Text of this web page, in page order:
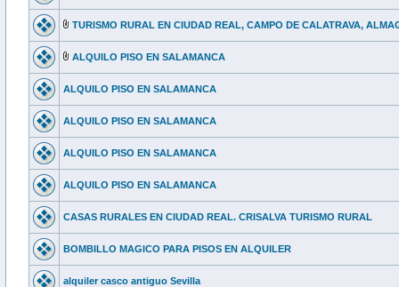
TURISMO RURAL EN CIUDAD REAL, CAMPO DE CALATRAVA,
ALQUILO PISO EN SALAMANCA
ALQUILO PISO EN SALAMANCA
ALQUILO PISO EN SALAMANCA
ALQUILO PISO EN SALAMANCA
ALQUILO PISO EN SALAMANCA
CASAS RURALES EN CIUDAD REAL. CRISALVA TURISMO RURAL
BOMBILLO MAGICO PARA PISOS EN ALQUILER
alquiler casco antiguo Sevilla